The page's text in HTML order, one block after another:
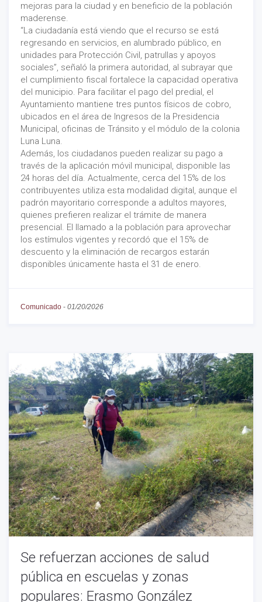
mejoras para la ciudad y en beneficio de la población
maderense.
“La ciudadanía está viendo que el recurso se está
regresando en servicios, en alumbrado público, en
unidades para Protección Civil, patrullas y apoyos
sociales”, señaló la primera autoridad, al subrayar que
el cumplimiento fiscal fortalece la capacidad operativa
del municipio. Para facilitar el pago del predial, el
Ayuntamiento mantiene tres puntos físicos de cobro,
ubicados en el área de Ingresos de la Presidencia
Municipal, oficinas de Tránsito y el módulo de la colonia
Luna Luna.
Además, los ciudadanos pueden realizar su pago a
través de la aplicación móvil municipal, disponible las
24 horas del día. Actualmente, cerca del 15% de los
contribuyentes utiliza esta modalidad digital, aunque el
padrón mayoritario corresponde a adultos mayores,
quienes prefieren realizar el trámite de manera
presencial. El llamado a la población para aprovechar
los estímulos vigentes y recordó que el 15% de
descuento y la eliminación de recargos estarán
disponibles únicamente hasta el 31 de enero.
Comunicado - 01/20/2026
Se refuerzan acciones de salud
pública en escuelas y zonas
populares: Erasmo González